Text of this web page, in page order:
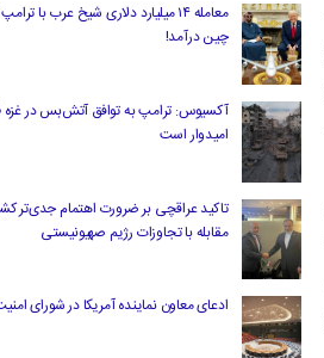
معامله ۱۴ میلیارد دلاری شیخ عرب
چین درآمد!
امیدوار است
تاکید عراقچی بر ضرورت اهتمام جدی‌تر
مقابله با تجاوزات رژیم صهیونیستی
ادعای معاون نماینده آمریکا در شورای